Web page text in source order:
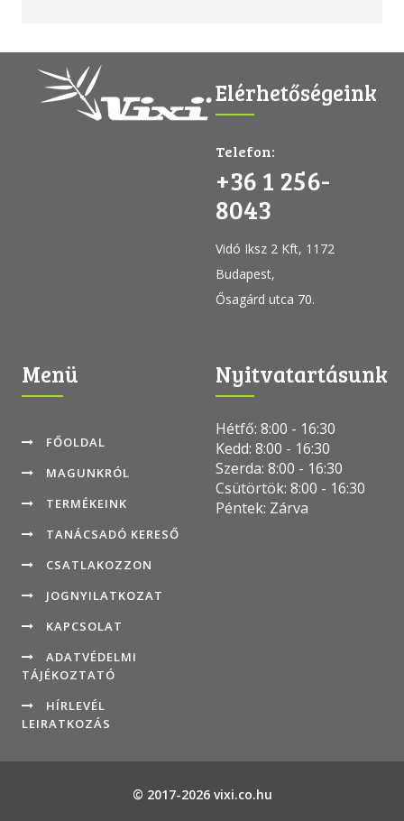
Elérhetőségeink
Telefon:
+36 1 256-
8043
Vidó Iksz 2 Kft, 1172
Budapest,
Ősagárd utca 70.
Menü
FŐOLDAL
MAGUNKRÓL
TERMÉKEINK
TANÁCSADÓ KERESŐ
CSATLAKOZZON
JOGNYILATKOZAT
KAPCSOLAT
ADATVÉDELMI
TÁJÉKOZTATÓ
HÍRLEVÉL
LEIRATKOZÁS
Nyitvatartásunk
Hétfő: 8:00 - 16:30
Kedd: 8:00 - 16:30
Szerda: 8:00 - 16:30
Csütörtök: 8:00 - 16:30
Péntek: Zárva
© 2017-2026 vixi.co.hu